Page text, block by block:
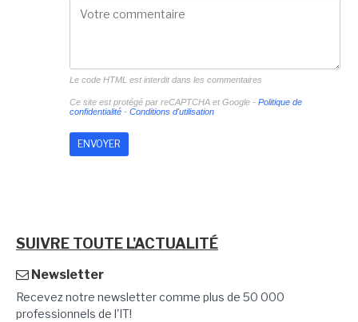
Le code HTML est interdit dans les commentaires
Ce site est protégé par reCAPTCHA et Google - Politique de
confidentialité- Conditions d'utilisation
SUIVRE TOUTE L'ACTUALITÉ
Newsletter
Recevez notre newsletter comme plus de 50 000
professionnels de l'IT!